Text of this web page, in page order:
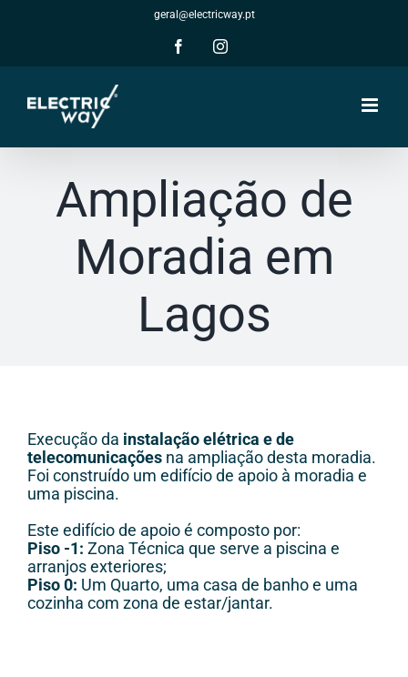
geral@electricway.pt
FacebookInstagram
Ampliação de
Moradia em
Lagos
Execução da instalação elétrica e de
telecomunicaçõesna ampliação desta moradia.
Foi construído um edifício de apoio à moradia e
uma piscina.
Este edifício de apoio é composto por:
Piso -1: Zona Técnica que serve a piscina e
arranjos exteriores;
Piso 0: Um Quarto, uma casa de banho e uma
cozinha com zona de estar/jantar.